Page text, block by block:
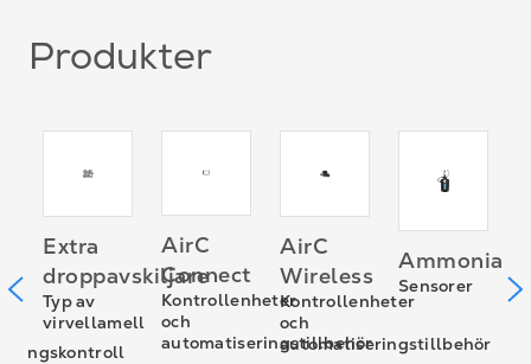
Produkter
Extra
droppavskiljare
Typ av
virvellamell
AirC
Connect
Kontrollenheter
och
automatiseringstillbehör
AirC
Wireless
Kontrollenheter
och
automatiseringstillbehör
Sensorer